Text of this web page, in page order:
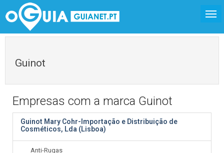
Guinot
Empresas com a marca Guinot
Guinot Mary Cohr-Importação e Distribuição de
Cosméticos, Lda (Lisboa)
Anti-Rugas